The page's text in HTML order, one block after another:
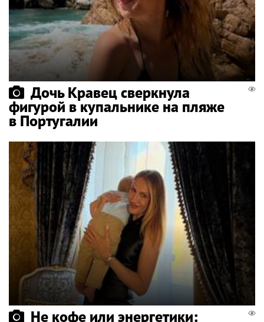
Дочь Кравец сверкнула
фигурой в купальнике на пляже
в Португалии
Не кофе или энергетики: